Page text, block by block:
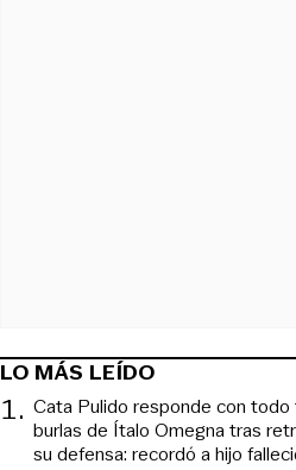
LO MÁS LEÍDO
1. Cata Pulido responde con todo
burlas de Ítalo Omegna tras
su defensa: recordó a hijo